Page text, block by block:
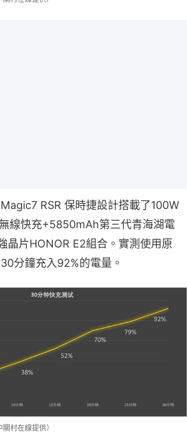
RSR 保時捷設計搭載了100W
線快充+5850mAh第三代青海湖電
晶片HONOR E2組合。實測使用原
分鐘充入92%的電量。
村在線提供）